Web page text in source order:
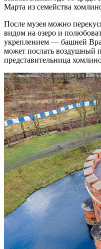
Марта из семейства
После музея можно
видом на озеро и
укреплением — башней
может послать воздушный
представительница